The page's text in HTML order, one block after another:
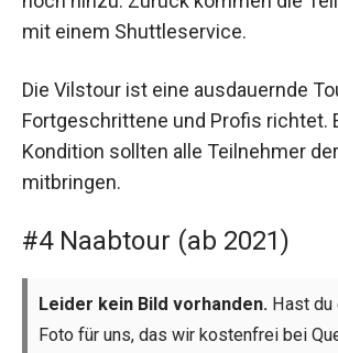
mit einem Shuttleservice.
Die Vilstour ist eine ausdauernde
Fortgeschrittene und Profis richtet.
Kondition sollten alle Teilnehmer
mitbringen.
#4 Naabtour (ab 2021)
Leider kein Bild vorhanden. Hast du
Foto für uns, das wir kostenfrei bei